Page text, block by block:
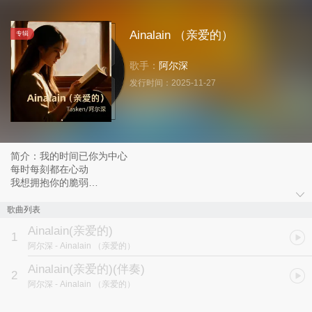
专辑 Ainalain （亲爱的）
歌手： 阿尔深
发行时间： 2025-11-27
简介：我的时间已你为中心
每时每刻都在心动
我想拥抱你的脆弱
歌曲列表
1 Ainalain(亲爱的)
阿尔深 - Ainalain （亲爱的）
2 Ainalain(亲爱的)(伴奏)
阿尔深 - Ainalain （亲爱的）